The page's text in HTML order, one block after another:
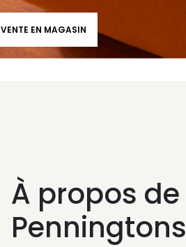
VENTE EN MAGASIN
À propos de
Penningtons